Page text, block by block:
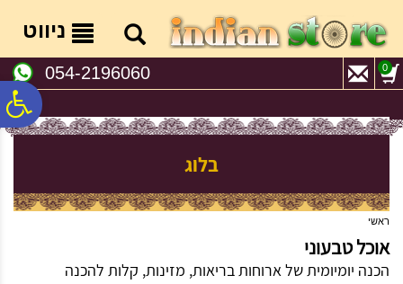
נגישות
אתר
המרכזי
ניווט
054-2196060 0
בלוג
ראשי
אוכל טבעוני
הכנה יומיומית של ארוחות בריאות, מזינות, קלות להכנה